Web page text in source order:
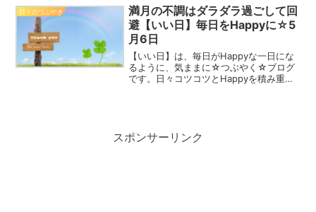
花花言葉：良い便り・希望Happy☆つぶ
や...
日々のつぶやき
満月の不調はダラダラ過ごして回
避【いい日】毎日をHappyに☆5
月6日
【いい日】は、毎日がHappyな一日にな
るように、気ままに☆つぶやく☆ブログ
です。日々コツコツとHappyを積み重ね
スポンサーリンク